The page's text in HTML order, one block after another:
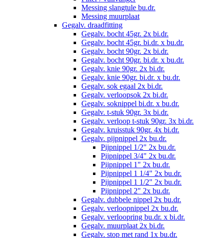
Messing slangtule bu.dr.
Messing muurplaat
Gegalv. draadfitting
Gegalv. bocht 45gr. 2x bi.dr.
Gegalv. bocht 45gr. bi.dr. x bu.dr.
Gegalv. bocht 90gr. 2x bi.dr.
Gegalv. bocht 90gr. bi.dr. x bu.dr.
Gegalv. knie 90gr. 2x bi.dr.
Gegalv. knie 90gr. bi.dr. x bu.dr.
Gegalv. sok egaal 2x bi.dr.
Gegalv. verloopsok 2x bi.dr.
Gegalv. soknippel bi.dr. x bu.dr.
Gegalv. t-stuk 90gr. 3x bi.dr.
Gegalv. verloop t-stuk 90gr. 3x bi.dr.
Gegalv. kruisstuk 90gr. 4x bi.dr.
Gegalv. pijpnippel 2x bu.dr.
Pijpnippel 1/2" 2x bu.dr.
Pijpnippel 3/4" 2x bu.dr.
Pijpnippel 1" 2x bu.dr.
Pijpnippel 1 1/4" 2x bu.dr.
Pijpnippel 1 1/2" 2x bu.dr.
Pijpnippel 2" 2x bu.dr.
Gegalv. dubbele nippel 2x bu.dr.
Gegalv. verloopnippel 2x bu.dr.
Gegalv. verloopring bu.dr. x bi.dr.
Gegalv. muurplaat 2x bi.dr.
Gegalv. stop met rand 1x bu.dr.